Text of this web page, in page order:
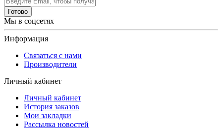
Готово
Мы в соцсетях
Информация
Связаться с нами
Производители
Личный кабинет
Личный кабинет
История заказов
Мои закладки
Рассылка новостей